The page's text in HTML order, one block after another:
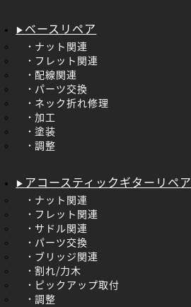
ベースリペア
ナット関連
フレット関連
配線関連
パーツ交換
ネック折れ修理
加工
塗装
調整
アコースティックギターリペア
ナット関連
フレット関連
サドル関連
パーツ交換
ブリッジ関連
割れ/力木
ピックアップ取付
調整